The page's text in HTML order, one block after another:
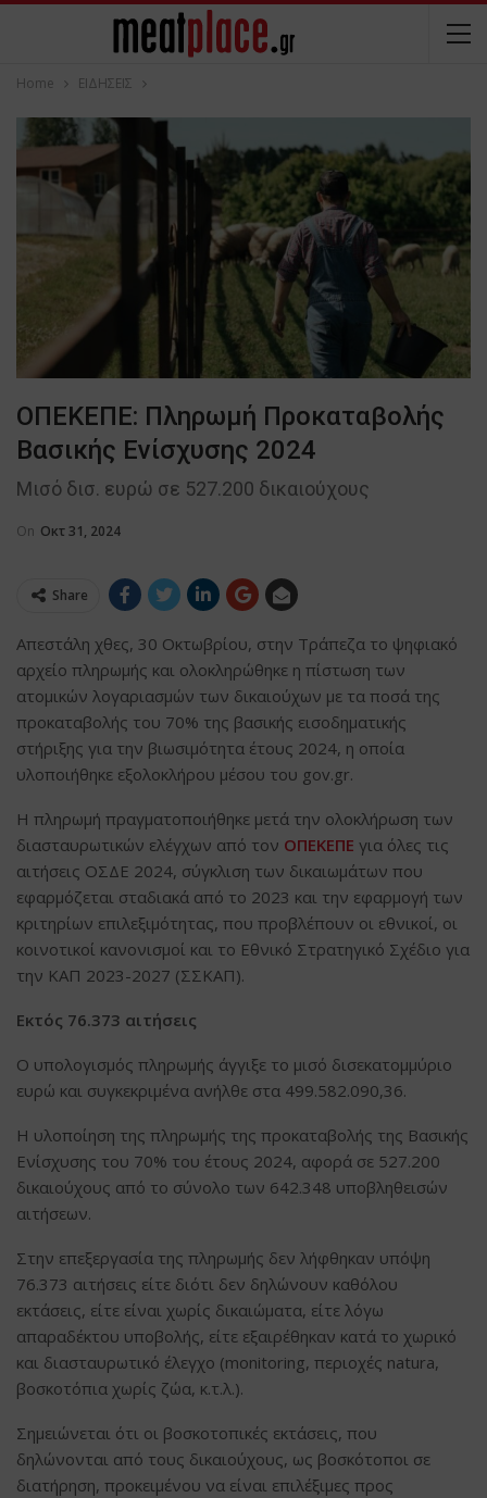
Home ΕΙΔΗΣΕΙΣ
ΟΠΕΚΕΠΕ: Πληρωμή Προκαταβολής
Βασικής Ενίσχυσης 2024
Μισό δισ. ευρώ σε 527.200 δικαιούχους
On Οκτ 31, 2024
Share
Απεστάλη χθες, 30 Οκτωβρίου, στην Τράπεζα το ψηφιακό
αρχείο πληρωμής και ολοκληρώθηκε η πίστωση των
ατομικών λογαριασμών των δικαιούχων με τα ποσά της
προκαταβολής του 70% της βασικής εισοδηματικής
στήριξης για την βιωσιμότητα έτους 2024, η οποία
υλοποιήθηκε εξολοκλήρου μέσου του gov.gr.
Η πληρωμή πραγματοποιήθηκε μετά την ολοκλήρωση των
διασταυρωτικών ελέγχων από τον ΟΠΕΚΕΠΕ για όλες τις
αιτήσεις ΟΣΔΕ 2024, σύγκλιση των δικαιωμάτων που
εφαρμόζεται σταδιακά από το 2023 και την εφαρμογή των
κριτηρίων επιλεξιμότητας, που προβλέπουν οι εθνικοί, οι
κοινοτικοί κανονισμοί και το Εθνικό Στρατηγικό Σχέδιο για
την ΚΑΠ 2023-2027 (ΣΣΚΑΠ).
Εκτός 76.373 αιτήσεις
Ο υπολογισμός πληρωμής άγγιξε το μισό δισεκατομμύριο
ευρώ και συγκεκριμένα ανήλθε στα 499.582.090,36.
Η υλοποίηση της πληρωμής της προκαταβολής της Βασικής
Ενίσχυσης του 70% του έτους 2024, αφορά σε 527.200
δικαιούχους από το σύνολο των 642.348 υποβληθεισών
αιτήσεων.
Στην επεξεργασία της πληρωμής δεν λήφθηκαν υπόψη
76.373 αιτήσεις είτε διότι δεν δηλώνουν καθόλου
εκτάσεις, είτε είναι χωρίς δικαιώματα, είτε λόγω
απαραδέκτου υποβολής, είτε εξαιρέθηκαν κατά το χωρικό
και διασταυρωτικό έλεγχο (monitoring, περιοχές natura,
βοσκοτόπια χωρίς ζώα, κ.τ.λ.).
Σημειώνεται ότι οι βοσκοτοπικές εκτάσεις, που
δηλώνονται από τους δικαιούχους, ως βοσκότοποι σε
διατήρηση, προκειμένου να είναι επιλέξιμες προς